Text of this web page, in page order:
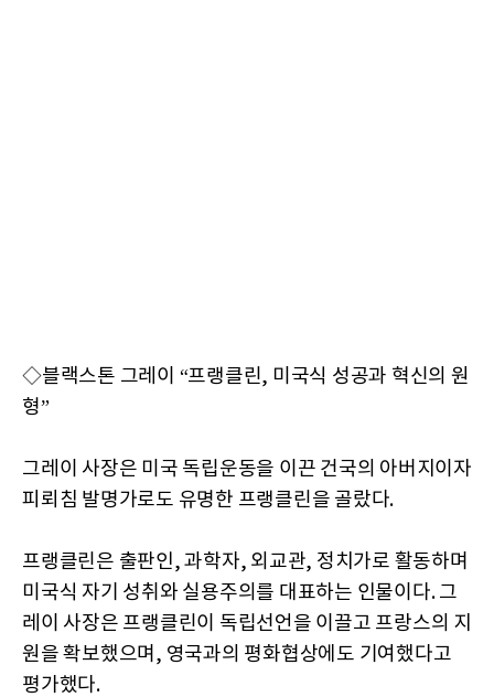
◇블랙스톤 그레이 “프랭클린, 미국식 성공과 혁신의 원
형”
그레이 사장은 미국 독립운동을 이끈 건국의 아버지이자
피뢰침 발명가로도 유명한 프랭클린을 골랐다.
프랭클린은 출판인, 과학자, 외교관, 정치가로 활동하며
미국식 자기 성취와 실용주의를 대표하는 인물이다. 그
레이 사장은 프랭클린이 독립선언을 이끌고 프랑스의 지
원을 확보했으며, 영국과의 평화협상에도 기여했다고
평가했다.